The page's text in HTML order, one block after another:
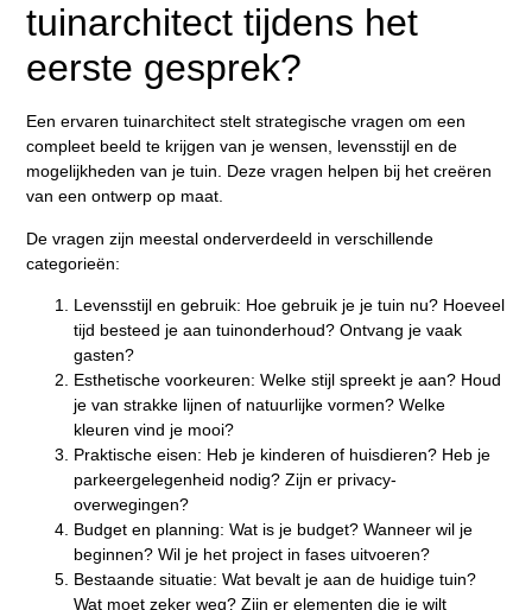
tuinarchitect tijdens het
eerste gesprek?
Een ervaren tuinarchitect stelt strategische vragen om een
compleet beeld te krijgen van je wensen, levensstijl en de
mogelijkheden van je tuin. Deze vragen helpen bij het creëren
van een ontwerp op maat.
De vragen zijn meestal onderverdeeld in verschillende
categorieën:
Levensstijl en gebruik: Hoe gebruik je je tuin nu? Hoeveel
tijd besteed je aan tuinonderhoud? Ontvang je vaak
gasten?
Esthetische voorkeuren: Welke stijl spreekt je aan? Houd
je van strakke lijnen of natuurlijke vormen? Welke
kleuren vind je mooi?
Praktische eisen: Heb je kinderen of huisdieren? Heb je
parkeergelegenheid nodig? Zijn er privacy-
overwegingen?
Budget en planning: Wat is je budget? Wanneer wil je
beginnen? Wil je het project in fases uitvoeren?
Bestaande situatie: Wat bevalt je aan de huidige tuin?
Wat moet zeker weg? Zijn er elementen die je wilt